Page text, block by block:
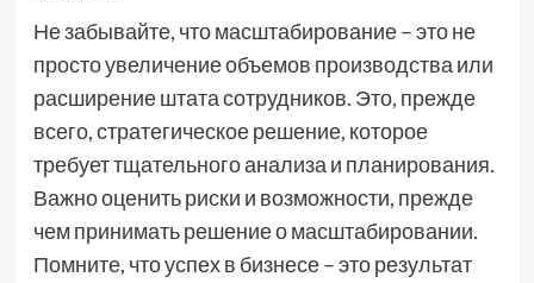
Не забывайте, что масштабирование – это не
просто увеличение объемов производства или
расширение штата сотрудников. Это, прежде
всего, стратегическое решение, которое
требует тщательного анализа и планирования.
Важно оценить риски и возможности, прежде
чем принимать решение о масштабировании.
Помните, что успех в бизнесе – это результат